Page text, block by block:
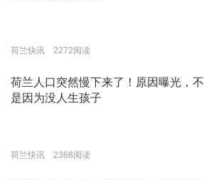
荷兰快讯 2272阅读
荷兰人口突然慢下来了！原因曝光，不
是因为没人生孩子
荷兰快讯 2368阅读